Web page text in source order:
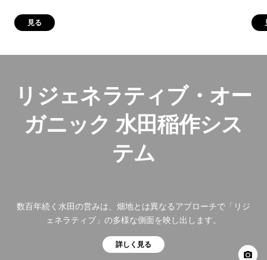
見る
リジェネラティブ・オー
ガニック 水田稲作シス
テム
数百年続く水田の営みは、畑地とは異なるアプローチで「リジ
ェネラティブ」の多様な側面を映し出します。
詳しく見る